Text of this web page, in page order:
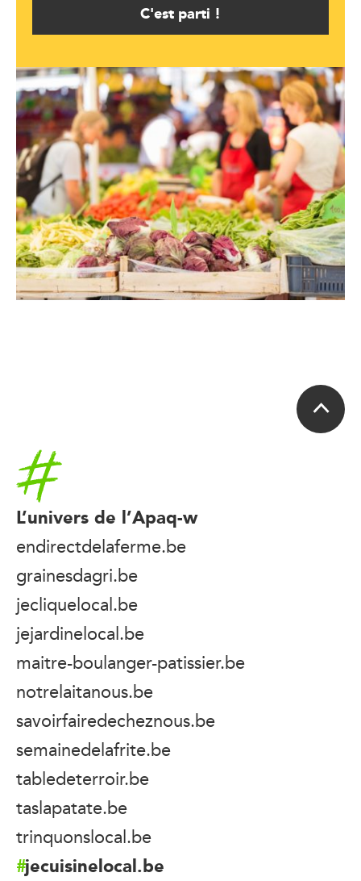
C'est parti !
Accueil
L’univers de l’Apaq-w
endirectdelaferme.be
grainesdagri.be
jecliquelocal.be
jejardinelocal.be
maitre-boulanger-patissier.be
notrelaitanous.be
savoirfairedecheznous.be
semainedelafrite.be
tabledeterroir.be
taslapatate.be
trinquonslocal.be
jecuisinelocal.be